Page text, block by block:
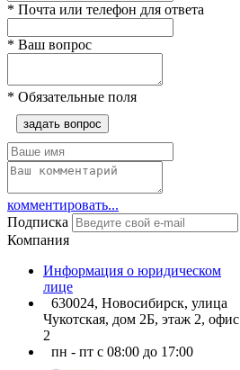
* Почта или телефон для ответа
* Ваш вопрос
* Обязательные поля
задать вопрос
комментировать...
Подписка
Компания
Информация о юридическом
лице
630024, Новосибирск, улица
Чукотская, дом 2Б, этаж 2, офис
2
пн - пт с 08:00 до 17:00